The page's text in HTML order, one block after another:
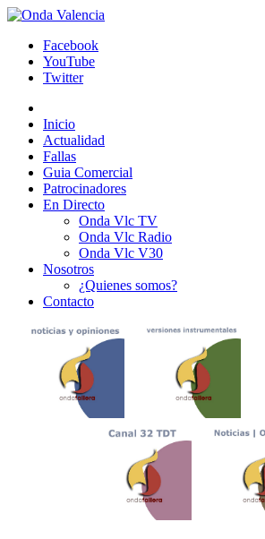
Facebook
YouTube
Twitter
Inicio
Actualidad
Fallas
Guia Comercial
Patrocinadores
En Directo
Onda Vlc TV
Onda Vlc Radio
Onda Vlc V30
Nosotros
¿Quienes somos?
Contacto